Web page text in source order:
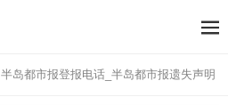
半岛都市报登报电话_半岛都市报遗失声明